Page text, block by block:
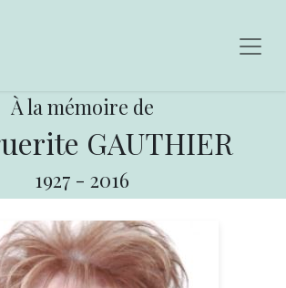
À la mémoire de
GAUTHIER
1927 - 2016